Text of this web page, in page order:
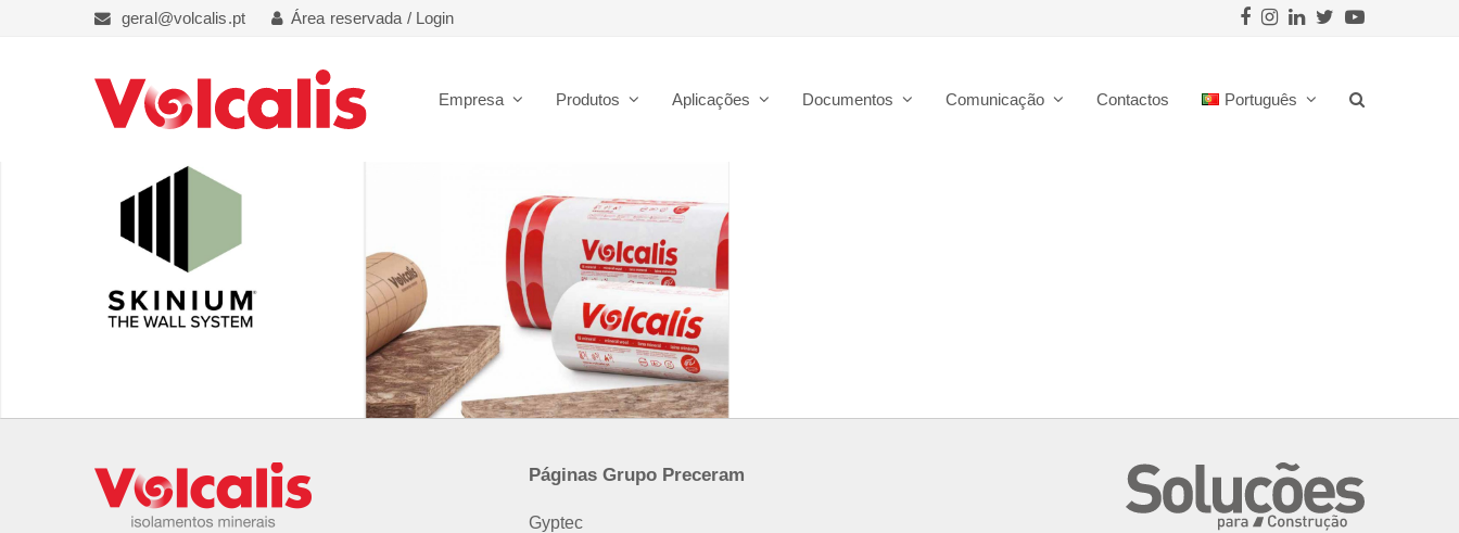
geral@volcalis.pt Área reservada / Login Facebook
Instagram
LinkedIn
Twitter
Empresa Produtos Aplicações Documentos Comunicação Contactos Português
Páginas Grupo Preceram
Gyptec